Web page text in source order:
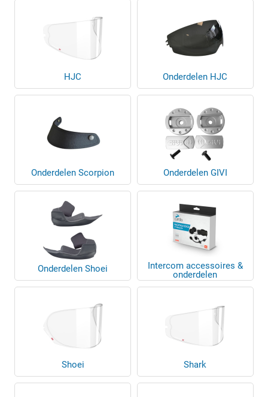
HJC Onderdelen HJC
Onderdelen Scorpion Onderdelen GIVI
Onderdelen Shoei
Intercom accessoires &
onderdelen
Shoei Shark